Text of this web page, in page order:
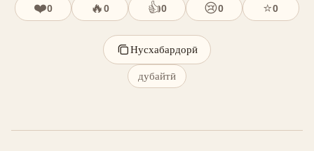
❤️0 🔥0 👍0 😢0 ⭐0
Нусхабардорӣ
дубайтӣ